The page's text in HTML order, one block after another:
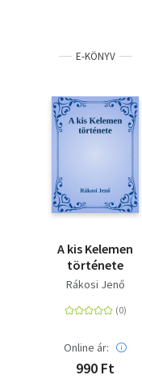
E-KÖNYV
A kis Kelemen
története
Rákosi Jenő
Online ár:
990 Ft